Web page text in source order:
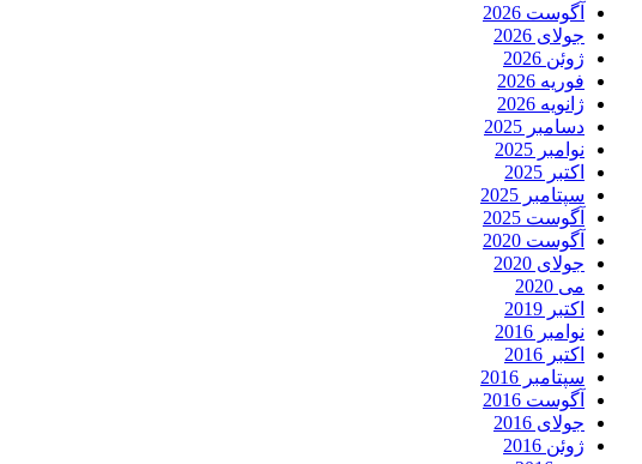
آگوست 2026
جولای 2026
ژوئن 2026
فوریه 2026
ژانویه 2026
دسامبر 2025
نوامبر 2025
اکتبر 2025
سپتامبر 2025
آگوست 2025
آگوست 2020
جولای 2020
می 2020
اکتبر 2019
نوامبر 2016
اکتبر 2016
سپتامبر 2016
آگوست 2016
جولای 2016
ژوئن 2016